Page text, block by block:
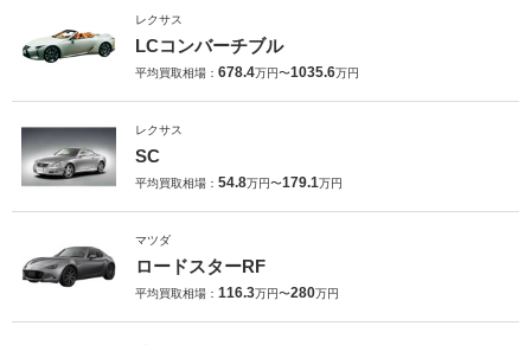
レクサス
LCコンバーチブル
平均買取相場： 678.4万円〜1035.6万円
レクサス
SC
平均買取相場： 54.8万円〜179.1万円
マツダ
ロードスターRF
平均買取相場： 116.3万円〜280万円